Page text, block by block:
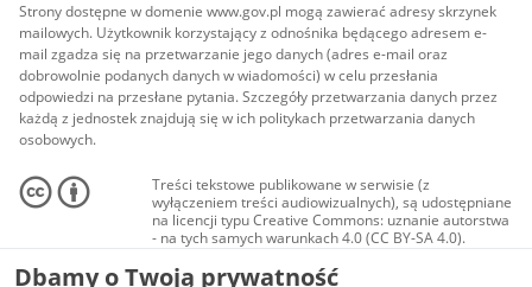
Strony dostępne w domenie www.gov.pl mogą zawierać adresy skrzynek
mailowych. Użytkownik korzystający z odnośnika będącego adresem e-
mail zgadza się na przetwarzanie jego danych (adres e-mail oraz
dobrowolnie podanych danych w wiadomości) w celu przesłania
odpowiedzi na przesłane pytania. Szczegóły przetwarzania danych przez
każdą z jednostek znajdują się w ich politykach przetwarzania danych
osobowych.
Treści tekstowe publikowane w serwisie (z
wyłączeniem treści audiowizualnych), są udostępniane
na licencji typu Creative Commons: uznanie autorstwa
- na tych samych warunkach 4.0 (CC BY-SA 4.0).
Materiały audiowizualne, w tym zdjęcia, materiały
audio i wideo, są udostępniane na licencji typu
Dbamy o Twoją prywatność